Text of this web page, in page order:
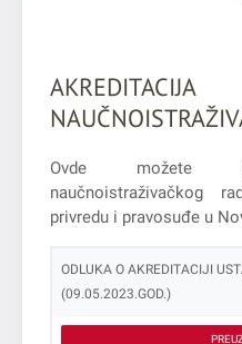
AKREDITACIJA
Ovde možete
naučnoistraživačkog
privredu i pravosuđe u
ODLUKA O AKREDITACIJI
(09.05.2023.GOD.)